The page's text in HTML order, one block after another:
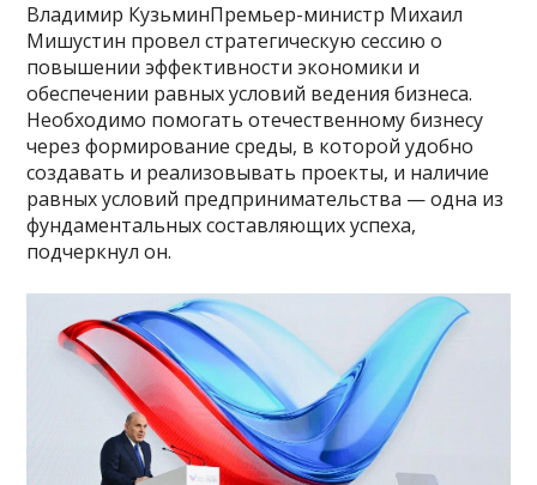
Владимир КузьминПремьер-министр Михаил
Мишустин провел стратегическую сессию о
повышении эффективности экономики и
обеспечении равных условий ведения бизнеса.
Необходимо помогать отечественному бизнесу
через формирование среды, в которой удобно
создавать и реализовывать проекты, и наличие
равных условий предпринимательства — одна из
фундаментальных составляющих успеха,
подчеркнул он.